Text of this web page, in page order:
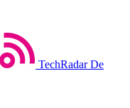
TechRadar De